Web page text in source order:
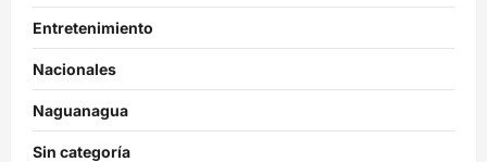
Entretenimiento
Nacionales
Naguanagua
Sin categoría